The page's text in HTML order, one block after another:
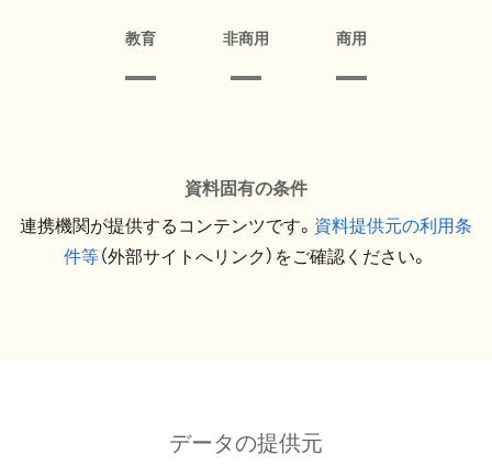
教育 非商用 商用
資料固有の条件
連携機関が提供するコンテンツです。 資料提供元の利用条
件等（外部サイトへリンク）をご確認ください。
データの提供元